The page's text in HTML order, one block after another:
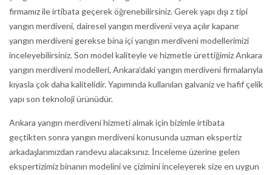
firmamız ile irtibata geçerek öğrenebilirsiniz. Gerek yapı dışı z tipi
yangın merdiveni, dairesel yangın merdiveni veya açılır kapanır
yangın merdiveni gerekse bina içi yangın merdiveni modellerimizi
inceleyebilirsiniz. Son model kaliteyle ve hizmetle ürettiğimiz Ankara
yangın merdiveni modelleri, Ankara’daki yangın merdiveni firmalarıyla
kıyasla çok daha kalitelidir. Yapımında kullanılan galvaniz ve hafif çelik
yapı son teknoloji ürünüdür.
Ankara yangın merdiveni hizmeti almak için bizimle irtibata
geçtikten sonra yangın merdiveni konusunda uzman ekspertiz
arkadaşlarımızdan randevu alacaksınız. İnceleme üzerine gelen
ekspertizimiz binanın modelini ve çizimini inceleyerek size en uygun